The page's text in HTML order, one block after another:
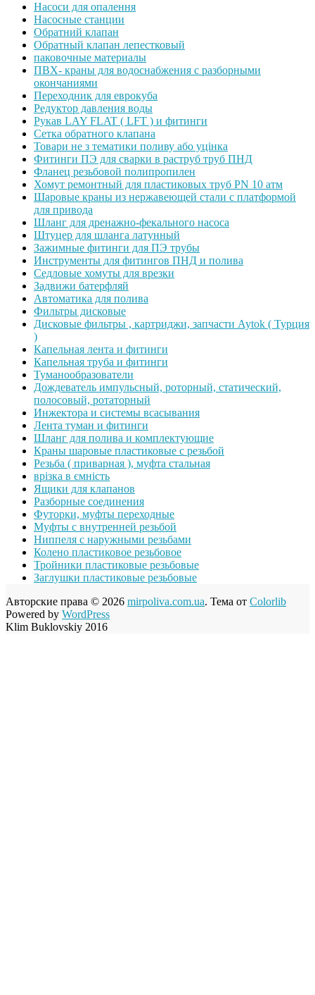
Насоси для опалення
Насосные станции
Обратний клапан
Обратный клапан лепестковый
паковочные материалы
ПВХ- краны для водоснабжения с разборными
окончаниями
Переходник для еврокуба
Редуктор давления воды
Рукав LAY FLAT ( LFT ) и фитинги
Сетка обратного клапана
Товари не з тематики поливу або уцінка
Фитинги ПЭ для сварки в раструб труб ПНД
Фланец резьбовой полипропилен
Хомут ремонтный для пластиковых труб PN 10 атм
Шаровые краны из нержавеющей стали с платформой
для привода
Шланг для дренажно-фекального насоса
Штуцер для шланга латунный
Зажимные фитинги для ПЭ трубы
Инструменты для фитингов ПНД и полива
Седловые хомуты для врезки
Задвижи батерфляй
Автоматика для полива
Фильтры дисковые
Дисковые фильтры , картриджи, запчасти Aytok ( Турция
)
Капельная лента и фитинги
Капельная труба и фитинги
Туманообразователи
Дождеватель импульсный, роторный, статический,
полосовый, ротаторный
Инжектора и системы всасывания
Лента туман и фитинги
Шланг для полива и комплектующие
Краны шаровые пластиковые с резьбой
Резьба ( приварная ), муфта стальная
врізка в ємність
Ящики для клапанов
Разборные соединения
Футорки, муфты переходные
Муфты с внутренней резьбой
Ниппеля с наружными резьбами
Колено пластиковое резьбовое
Тройники пластиковые резьбовые
Заглушки пластиковые резьбовые
Авторские права © 2026 mirpoliva.com.ua. Тема от Colorlib
Powered by WordPress
Klim Buklovskiy 2016